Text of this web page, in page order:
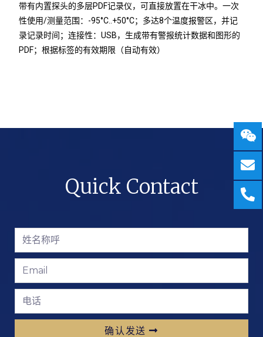
带有内置探头的多层PDF记录仪，可直接放置在干冰中。一次
性使用/测量范围：-95°C..+50°C；多达8个温度报警区，并记
录记录时间；连接性：USB，生成带有警报统计数据和图形的
PDF；根据标签的有效期限（自动有效）
Quick Contact
确认发送